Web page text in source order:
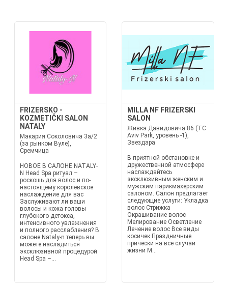
FRIZERSKO -
KOZMETIČKI SALON
NATALY
Макария Соколовича 3а/2
(за рынком Вуле),
Сремчица
НОВОЕ В САЛОНЕ NATALY-
N Head Spa ритуал –
роскошь для волос и по-
настоящему королевское
наслаждение для вас
Заслуживают ли ваши
волосы и кожа головы
глубокого детокса,
интенсивного увлажнения
и полного расслабления? В
салоне Nataly-n теперь вы
можете насладиться
эксклюзивной процедурой
Head Spa –...
MILLA NF FRIZERSKI
SALON
Живка Давидовича 86 (TC
Aviv Park, уровень -1),
Звездара
В приятной обстановке и
дружественной атмосфере
наслаждайтесь
эксклюзивным женским и
мужским парикмахерским
салоном. Салон предлагает
следующие услуги: Укладка
волос Стрижка
Окрашивание волос
Мелирование Осветление
Лечение волос Все виды
косичек Праздничные
прически на все случаи
жизни М...